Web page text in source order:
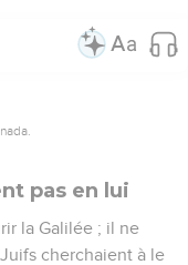
pas en lui
la Galilée ; il ne
cherchaient à le